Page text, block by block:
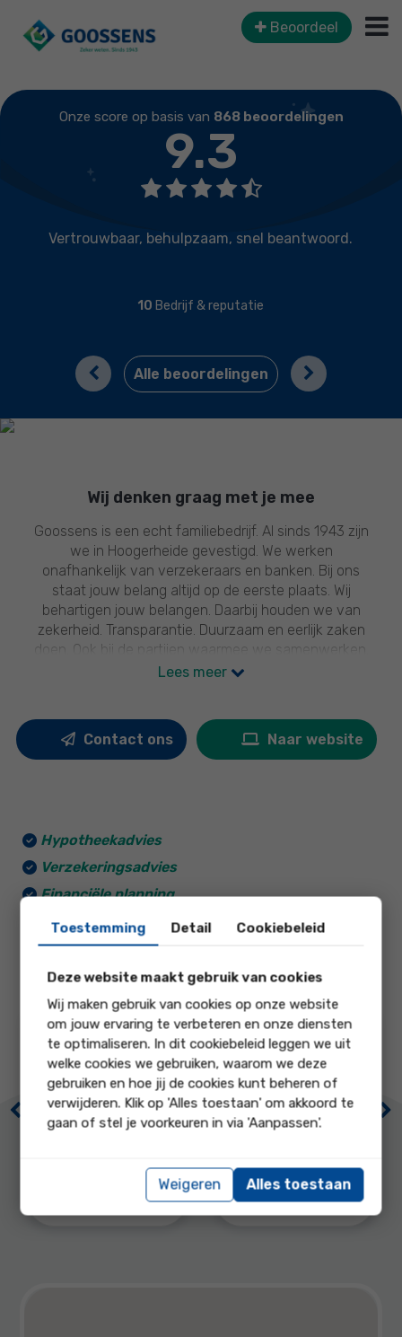
Beoordeel
Onze score op basis van 868 beoordelingen
9.3
behulpzaam, snel beantwoord.
Bedrijf & reputatie
PreviousAlle beoordelingen Next
Wij denken graag met je mee
Goossens is een echt familiebedrijf. Al sinds 1943 zijn
we in Hoogerheide gevestigd. We werken
onafhankelijk van verzekeraars en banken. Bij ons
staat jouw belang altijd op de eerste plaats. Wij
behartigen jouw belangen. Daarbij houden we van
zekerheid. Transparantie. Duurzaam en eerlijk zaken
doen. Ook bij de partijen waarmee we samenwerken.
Ons team zorgt ervoor dat je geen risico’s loopt die je
We snappen dat je soms door de financiële bomen het
bos niet meer ziet: met al die verschillende banken,
goede keuze is. Daarom zetten wij gewoon alle
mogelijkheden overzichtelijk voor jou op een rijtje. En
mocht je onverhoopt schade hebben: we helpen om
herstellen.
Lees meer
Contact ons Naar website
Hypotheekadvies
Verzekeringsadvies
Financiële planning
Risicomanagement
8.7
onze score op
Nh1816
10
onze score op
Begeleiding
Previous
Toestemming Detail Cookiebeleid
Deze website maakt gebruik van cookies
Wij maken gebruik van cookies op onze website
om jouw ervaring te verbeteren en onze diensten
te optimaliseren. In dit cookiebeleid leggen we uit
welke cookies we gebruiken, waarom we deze
gebruiken en hoe jij de cookies kunt beheren of
verwijderen. Klik op 'Alles toestaan' om akkoord te
gaan of stel je voorkeuren in via 'Aanpassen'.
Weigeren Alles toestaan